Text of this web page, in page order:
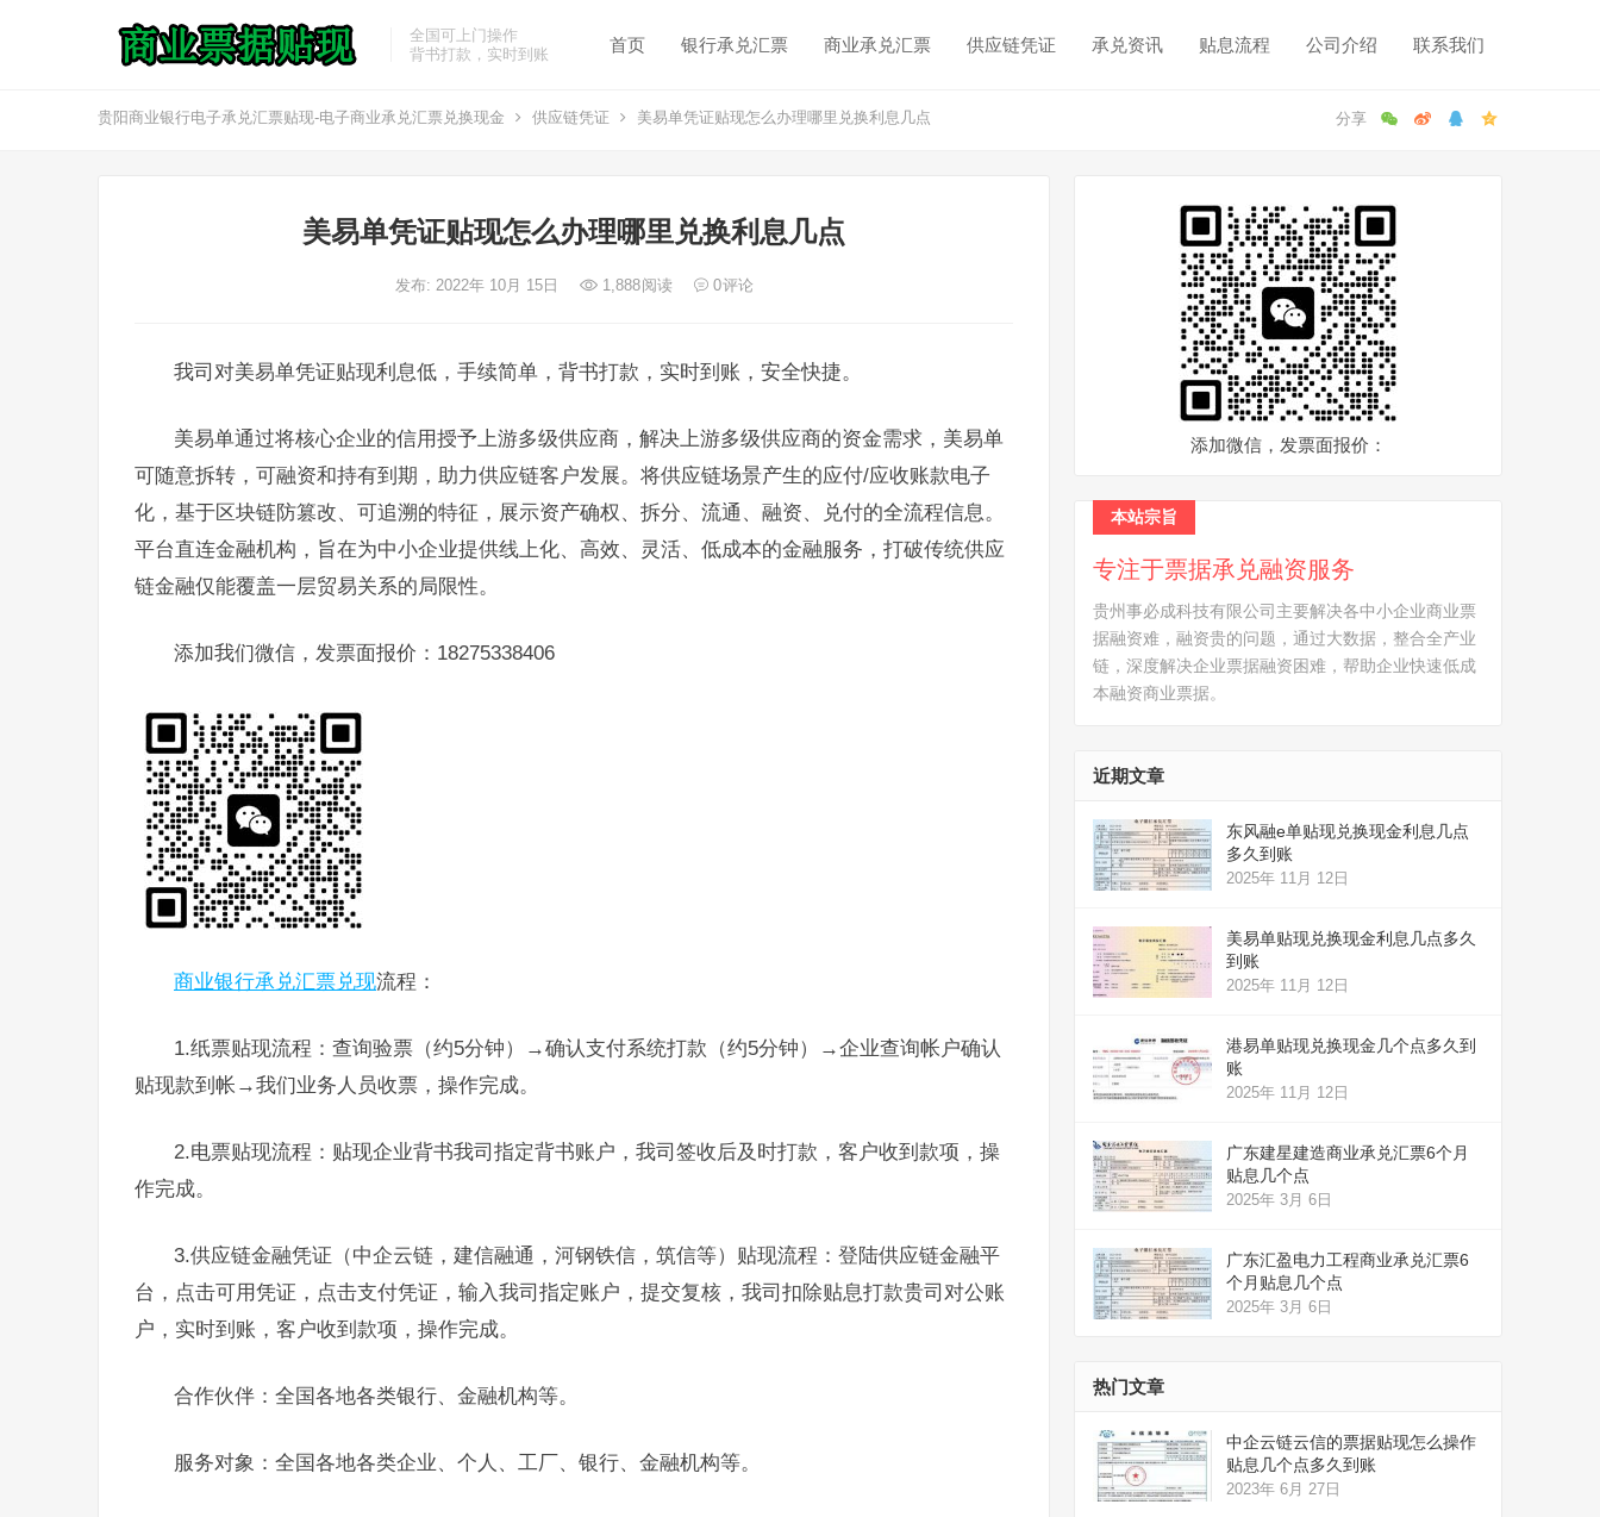
全国可上门操作
背书打款，实时到账
首页 银行承兑汇票 商业承兑汇票 供应链凭证 承兑资讯 贴息流程 公司介绍 联系我们
贵阳商业银行电子承兑汇票贴现-电子商业承兑汇票兑换现金 供应链凭证 美易单凭证贴现怎么办理哪里兑换利息几点
美易单凭证贴现怎么办理哪里兑换利息几点
发布: 2022年 10月 15日 1,888阅读 0评论
我司对美易单凭证贴现利息低，手续简单，背书打款，实时到账，安全快捷。
美易单通过将核心企业的信用授予上游多级供应商，解决上游多级供应商的资金需求，美易单
可随意拆转，可融资和持有到期，助力供应链客户发展。将供应链场景产生的应付/应收账款电子
化，基于区块链防篡改、可追溯的特征，展示资产确权、拆分、流通、融资、兑付的全流程信息。
平台直连金融机构，旨在为中小企业提供线上化、高效、灵活、低成本的金融服务，打破传统供应
链金融仅能覆盖一层贸易关系的局限性。
添加我们微信，发票面报价：18275338406
商业银行承兑汇票兑现流程：
1.纸票贴现流程：查询验票（约5分钟）→确认支付系统打款（约5分钟）→企业查询帐户确认
贴现款到帐→我们业务人员收票，操作完成。
2.电票贴现流程：贴现企业背书我司指定背书账户，我司签收后及时打款，客户收到款项，操
作完成。
3.供应链金融凭证（中企云链，建信融通，河钢铁信，筑信等）贴现流程：登陆供应链金融平
台，点击可用凭证，点击支付凭证，输入我司指定账户，提交复核，我司扣除贴息打款贵司对公账
户，实时到账，客户收到款项，操作完成。
合作伙伴：全国各地各类银行、金融机构等。
服务对象：全国各地各类企业、个人、工厂、银行、金融机构等。
添加微信，发票面报价：
本站宗旨
专注于票据承兑融资服务
贵州事必成科技有限公司主要解决各中小企业商业票
据融资难，融资贵的问题，通过大数据，整合全产业
链，深度解决企业票据融资困难，帮助企业快速低成
本融资商业票据。
近期文章
东风融e单贴现兑换现金利息几点
多久到账
2025年 11月 12日
美易单贴现兑换现金利息几点多久
到账
2025年 11月 12日
港易单贴现兑换现金几个点多久到
账
2025年 11月 12日
广东建星建造商业承兑汇票6个月
贴息几个点
2025年 3月 6日
广东汇盈电力工程商业承兑汇票6
个月贴息几个点
2025年 3月 6日
热门文章
中企云链云信的票据贴现怎么操作
贴息几个点多久到账
2023年 6月 27日